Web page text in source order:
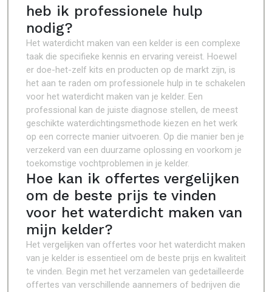
heb ik professionele hulp
nodig?
Het waterdicht maken van een kelder is een complexe
taak die specifieke kennis en ervaring vereist. Hoewel
er doe-het-zelf kits en producten op de markt zijn, is
het aan te raden om professionele hulp in te schakelen
voor het waterdicht maken van je kelder. Een
professional kan de juiste diagnose stellen, de meest
geschikte waterdichtingsmethode kiezen en het werk
op een correcte manier uitvoeren. Op die manier ben je
verzekerd van een duurzame oplossing en voorkom je
toekomstige vochtproblemen in je kelder.
Hoe kan ik offertes vergelijken
om de beste prijs te vinden
voor het waterdicht maken van
mijn kelder?
Het vergelijken van offertes voor het waterdicht maken
van je kelder is essentieel om de beste prijs en kwaliteit
te vinden. Begin met het verzamelen van gedetailleerde
offertes van verschillende aannemers of bedrijven die